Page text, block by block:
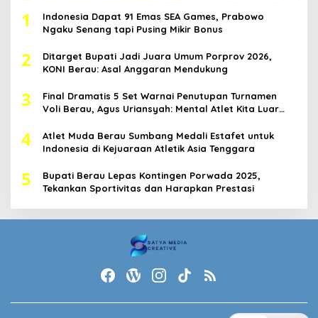
1
Indonesia Dapat 91 Emas SEA Games, Prabowo
Ngaku Senang tapi Pusing Mikir Bonus
2
Ditarget Bupati Jadi Juara Umum Porprov 2026,
KONI Berau: Asal Anggaran Mendukung
3
Final Dramatis 5 Set Warnai Penutupan Turnamen
Voli Berau, Agus Uriansyah: Mental Atlet Kita Luar
4
Atlet Muda Berau Sumbang Medali Estafet untuk
Indonesia di Kejuaraan Atletik Asia Tenggara
5
Bupati Berau Lepas Kontingen Porwada 2025,
Tekankan Sportivitas dan Harapkan Prestasi